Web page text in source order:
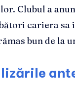
Clubul a
cariera
bun de